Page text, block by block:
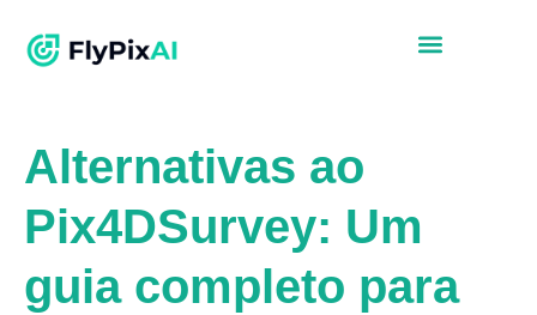
Alternativas ao
Pix4DSurvey: Um
guia completo para